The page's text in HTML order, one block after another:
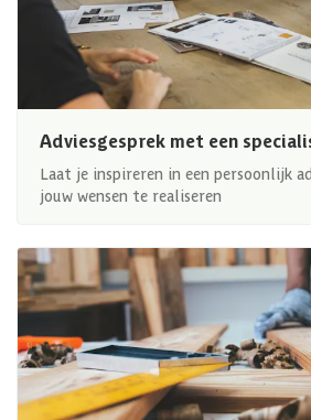
Adviesgesprek met een
Laat je inspireren in een persoonlijk
jouw wensen te realiseren